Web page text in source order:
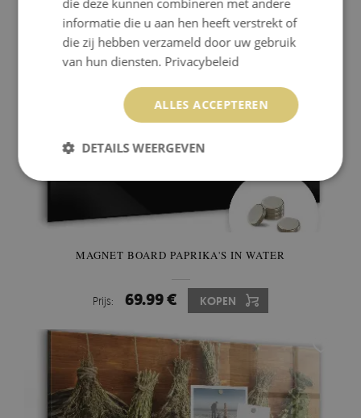
MAGNET BOARD PAPRIKA'S IN WATER
Prijs: 69.99 € KOPEN
die deze kunnen combineren met andere
informatie die u aan hen heeft verstrekt of
die zij hebben verzameld door uw gebruik
van hun diensten. Privacybeleid
ALLES ACCEPTEREN
DETAILS WEERGEVEN